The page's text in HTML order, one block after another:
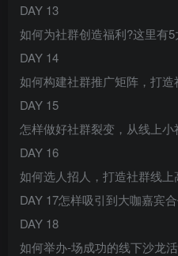
DAY 13
如何为社群创造福利?这里有
DAY 14
如何构建社群推广矩阵，打造
DAY 15
怎样做好社群裂变，从线上
DAY 16
如何选人招人，打造社群线
DAY 17怎样吸引到大咖嘉宾
DAY 18
如何举办-场成功的线下沙龙